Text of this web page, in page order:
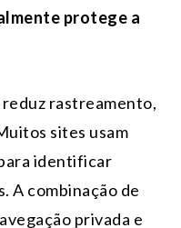
protege a
rastreamento,
sites usam
identificar
A combinação de
privada e